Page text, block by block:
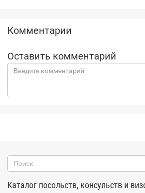
Комментарии
Оставить комментарий
Каталог посольств, консульств и